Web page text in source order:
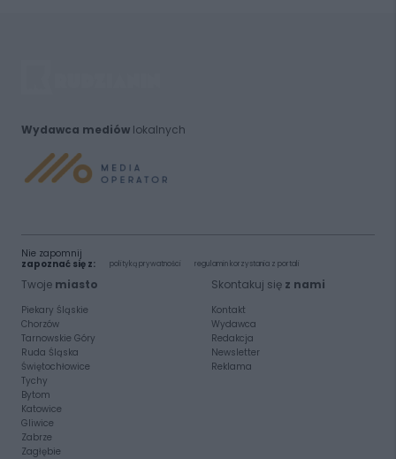
Wydawca mediówlokalnych
Nie zapomnij
zapoznać się z:
polityką prywatności regulamin korzystania z portali
Twoje miasto
Piekary Śląskie
Chorzów
Tarnowskie Góry
Ruda Śląska
Świętochłowice
Tychy
Bytom
Katowice
Gliwice
Zabrze
Zagłębie
Skontakuj się z nami
Kontakt
Wydawca
Redakcja
Newsletter
Reklama